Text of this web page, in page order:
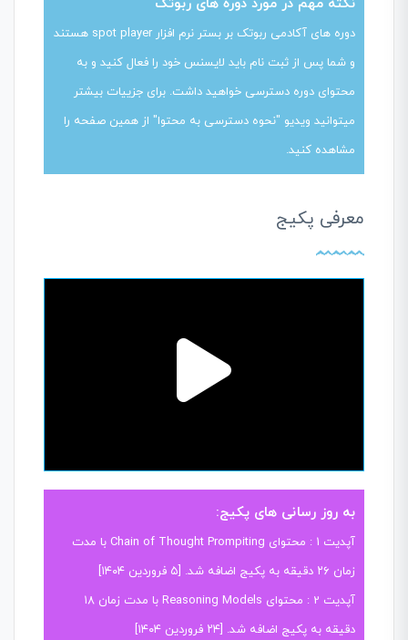
دوره های آکادمی ربوتک بر بستر نرم افزار spot player هستند
و شما پس از ثبت نام باید لایسنس خود را فعال کنید و به
محتوای دوره دسترسی خواهید داشت. برای جزییات بیشتر
میتوانید ویدیو "نحوه دسترسی به محتوا" از همین صفحه را
مشاهده کنید.
معرفی پکیج
به روز رسانی های پکیج:
آپدیت 1 : محتوای Chain of Thought Prompiting با مدت
زمان ۲۶ دقیقه به پکیج اضافه شد. [۵ فروردین ۱۴۰۴]
آپدیت 2 : محتوای Reasoning Models با مدت زمان ۱۸
دقیقه به پکیج اضافه شد. [۲۴ فروردین ۱۴۰۴]